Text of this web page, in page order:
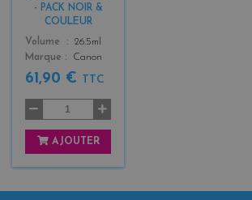
- PACK NOIR &
COULEUR
Color
Volume
26.5ml
Marque
Canon
61,90 € TTC
AJOUTER